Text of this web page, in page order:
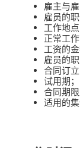
雇主与雇
雇员的职
工作地点
正常工
工资的
雇员的职
合同订
试用期；
合同期
适用的